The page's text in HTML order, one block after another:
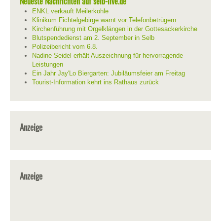
ENKL verkauft Meilerkohle
Klinikum Fichtelgebirge warnt vor Telefonbetrügern
Kirchenführung mit Orgelklängen in der Gottesackerkirche
Blutspendedienst am 2. September in Selb
Polizeibericht vom 6.8.
Nadine Seidel erhält Auszeichnung für hervorragende
Leistungen
Ein Jahr Jay'Lo Biergarten: Jubiläumsfeier am Freitag
Tourist-Information kehrt ins Rathaus zurück
Anzeige
Anzeige